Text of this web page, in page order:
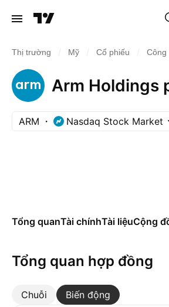
Thị trường Mỹ Cổ phiếu
Arm Holdings
ARM Nasdaq Stock Market
Tổng quanTài chínhTài liệuCộng
Tổng quan hợp đồng
Chuỗi
Biến động